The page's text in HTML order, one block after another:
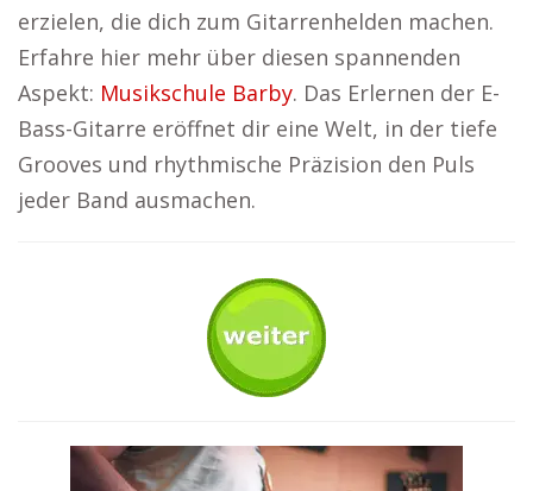
erzielen, die dich zum Gitarrenhelden machen.
Erfahre hier mehr über diesen spannenden
Aspekt: Musikschule Barby. Das Erlernen der E-
Bass-Gitarre eröffnet dir eine Welt, in der tiefe
Grooves und rhythmische Präzision den Puls
jeder Band ausmachen.